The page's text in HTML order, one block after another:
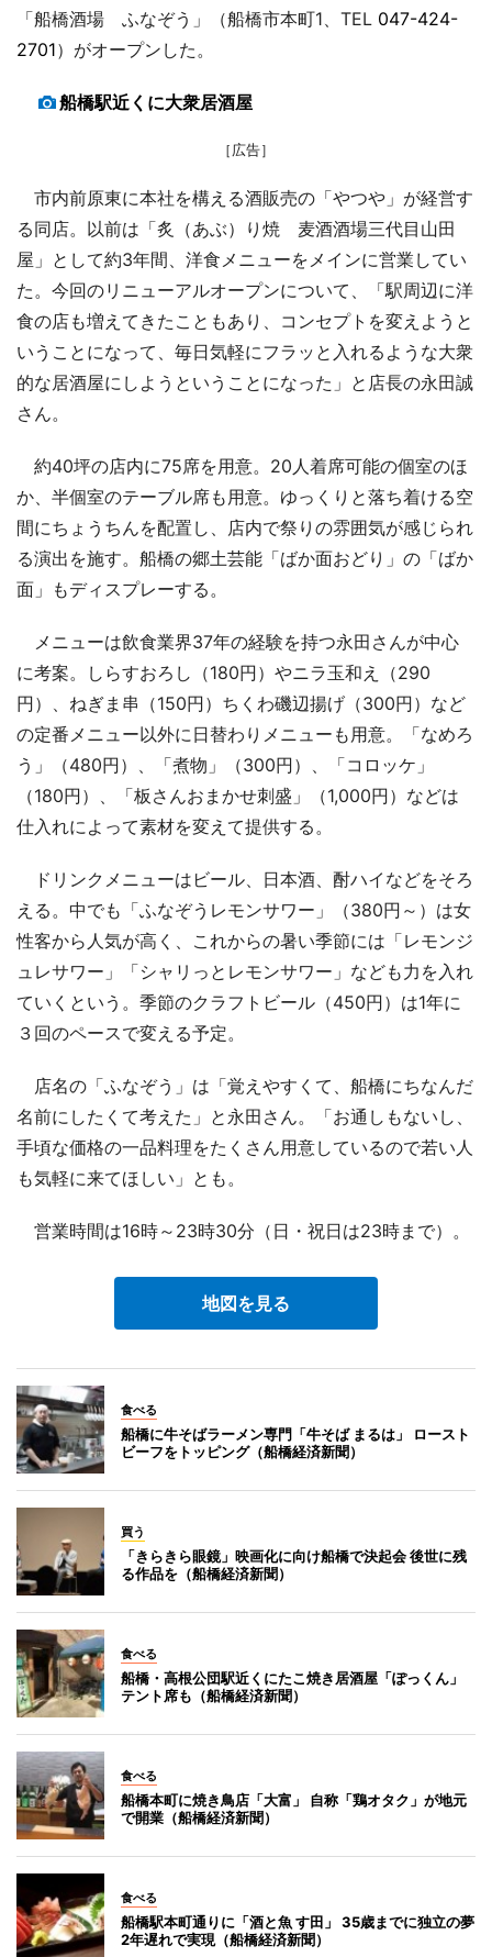
「船橋酒場 ふなぞう」（船橋市本町1、TEL 047-424-
2701）がオープンした。
船橋駅近くに大衆居酒屋
［広告］
市内前原東に本社を構える酒販売の「やつや」が経営す
る同店。以前は「炙（あぶ）り焼 麦酒酒場三代目山田
屋」として約3年間、洋食メニューをメインに営業してい
た。今回のリニューアルオープンについて、「駅周辺に洋
食の店も増えてきたこともあり、コンセプトを変えようと
いうことになって、毎日気軽にフラッと入れるような大衆
的な居酒屋にしようということになった」と店長の永田誠
さん。
約40坪の店内に75席を用意。20人着席可能の個室のほ
か、半個室のテーブル席も用意。ゆっくりと落ち着ける空
間にちょうちんを配置し、店内で祭りの雰囲気が感じられ
る演出を施す。船橋の郷土芸能「ばか面おどり」の「ばか
面」もディスプレーする。
メニューは飲食業界37年の経験を持つ永田さんが中心
に考案。しらすおろし（180円）やニラ玉和え（290
円）、ねぎま串（150円）ちくわ磯辺揚げ（300円）など
の定番メニュー以外に日替わりメニューも用意。「なめろ
う」（480円）、「煮物」（300円）、「コロッケ」
（180円）、「板さんおまかせ刺盛」（1,000円）などは
仕入れによって素材を変えて提供する。
ドリンクメニューはビール、日本酒、酎ハイなどをそろ
える。中でも「ふなぞうレモンサワー」（380円～）は女
性客から人気が高く、これからの暑い季節には「レモンジ
ュレサワー」「シャリっとレモンサワー」なども力を入れ
ていくという。季節のクラフトビール（450円）は1年に
３回のペースで変える予定。
店名の「ふなぞう」は「覚えやすくて、船橋にちなんだ
名前にしたくて考えた」と永田さん。「お通しもないし、
手頃な価格の一品料理をたくさん用意しているので若い人
も気軽に来てほしい」とも。
営業時間は16時～23時30分（日・祝日は23時まで）。
地図を見る
食べる
船橋に牛そばラーメン専門「牛そば まるは」 ロースト
ビーフをトッピング（船橋経済新聞）
買う
「きらきら眼鏡」映画化に向け船橋で決起会 後世に残
る作品を（船橋経済新聞）
食べる
船橋・高根公団駅近くにたこ焼き居酒屋「ぽっくん」
テント席も（船橋経済新聞）
食べる
船橋本町に焼き鳥店「大富」 自称「鶏オタク」が地元
で開業（船橋経済新聞）
食べる
船橋駅本町通りに「酒と魚 す田」 35歳までに独立の夢
2年遅れで実現（船橋経済新聞）